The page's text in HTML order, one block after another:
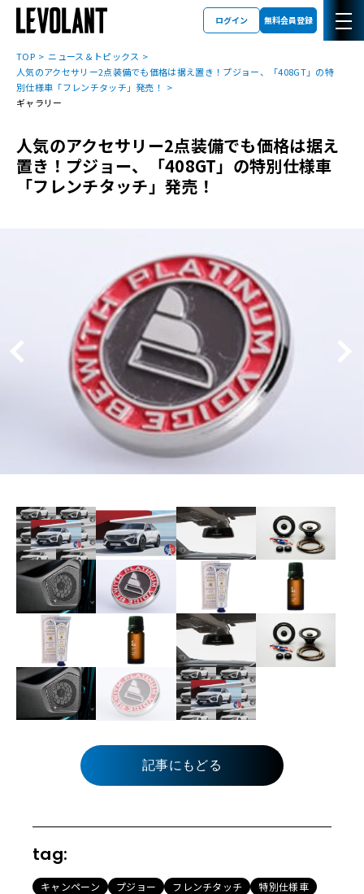
ログイン 無料会員登録
TOP
ニュース＆トピックス
人気のアクセサリー2点装備でも価格は据え置き！プジョー、「408GT」の特
別仕様車「フレンチタッチ」発売！
ギャラリー
人気のアクセサリー2点装備でも価格は据え
置き！プジョー、「408GT」の特別仕様車
「フレンチタッチ」発売！
記事にもどる
tag:
キャンペーン プジョー フレンチタッチ 特別仕様車